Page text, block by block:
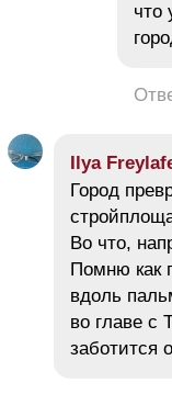
что
Ilya
Город
Во что,
Помню как
вдоль
во главе с
заботится